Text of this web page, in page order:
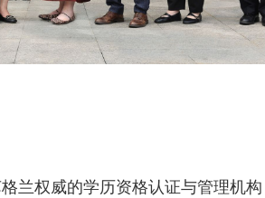
兰权威的学历资格认证与管理机